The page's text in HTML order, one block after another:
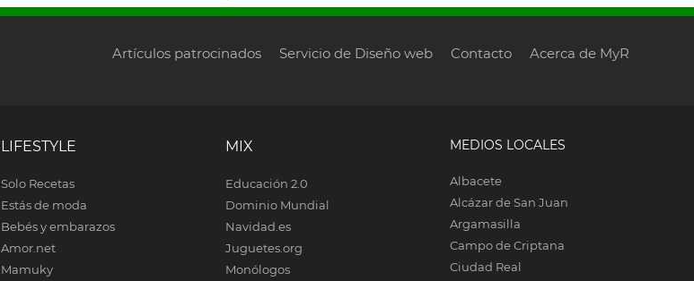
Artículos patrocinados Servicio de Diseño web Contacto Acerca de MyR
LIFESTYLE
Solo Recetas
Estás de moda
Bebés y embarazos
Amor.net
Mamuky
MIX
Educación 2.0
Dominio Mundial
Navidad.es
Juguetes.org
Monólogos
MEDIOS LOCALES
Albacete
Alcázar de San Juan
Argamasilla
Campo de Criptana
Ciudad Real